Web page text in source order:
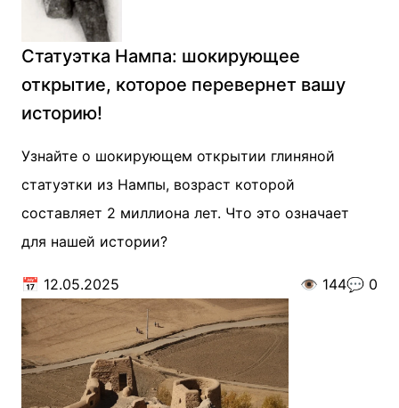
Статуэтка Нампа: шокирующее
открытие, которое перевернет вашу
историю!
Узнайте о шокирующем открытии глиняной
статуэтки из Нампы, возраст которой
составляет 2 миллиона лет. Что это означает
для нашей истории?
📅 12.05.2025 👁️ 144💬 0